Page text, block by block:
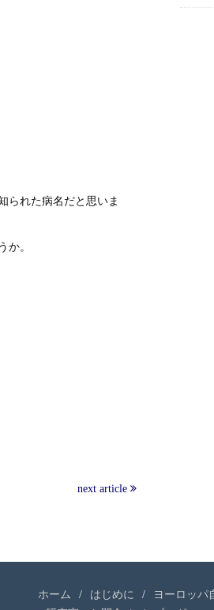
られた病名だと思いま
か。
next article
ホーム はじめに ヨーロッパ